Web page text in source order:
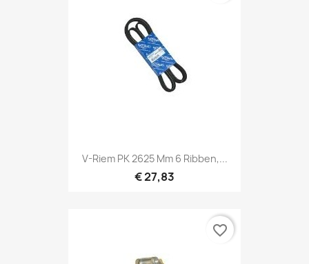
V-Riem PK 2625 Mm 6 Ribben,...
€ 27,83
favorite_border